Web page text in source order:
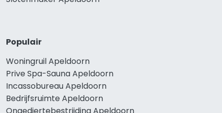
Populair
Woningruil Apeldoorn
Prive Spa-Sauna Apeldoorn
Incassobureau Apeldoorn
Bedrijfsruimte Apeldoorn